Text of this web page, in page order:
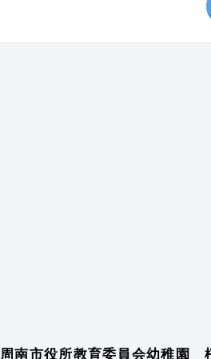
周南市役所教育委員会幼稚園